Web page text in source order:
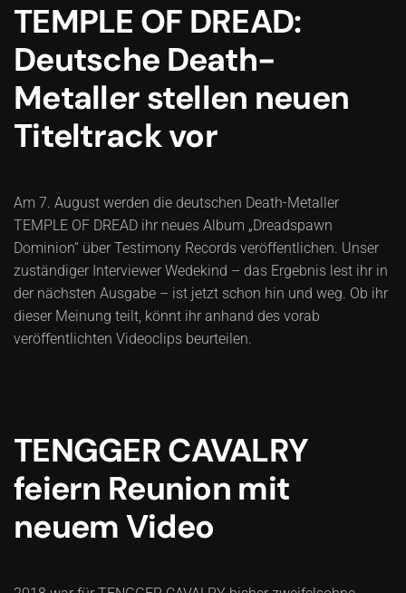
TEMPLE OF DREAD:
Deutsche Death-
Metaller stellen neuen
Titeltrack vor
Am 7. August werden die deutschen Death-Metaller
TEMPLE OF DREAD ihr neues Album „Dreadspawn
Dominion“ über Testimony Records veröffentlichen. Unser
zuständiger Interviewer Wedekind – das Ergebnis lest ihr in
der nächsten Ausgabe – ist jetzt schon hin und weg. Ob ihr
dieser Meinung teilt, könnt ihr anhand des vorab
veröffentlichten Videoclips beurteilen.
TENGGER CAVALRY
feiern Reunion mit
neuem Video